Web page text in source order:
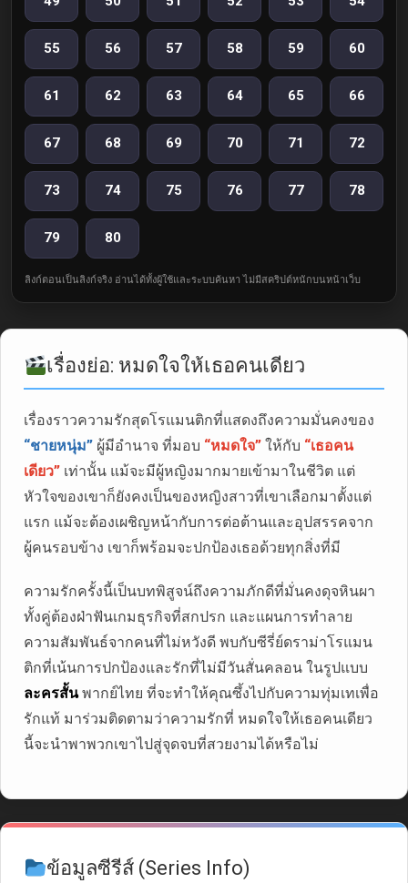
55 56 57 58 59 60
61 62 63 64 65 66
67 68 69 70 71 72
73 74 75 76 77 78
79 80
ลิงก์ตอนเป็นลิงก์จริง อ่านได้ทั้งผู้ใช้และระบบค้นหา ไม่มีสคริปต์หนักบนหน้าเว็บ
เรื่องย่อ: หมดใจให้เธอคนเดียว
เรื่องราวความรักสุดโรแมนติกที่แสดงถึงความมั่นคงของ
“ชายหนุ่ม” ผู้มีอำนาจ ที่มอบ “หมดใจ” ให้กับ “เธอคน
เดียว” เท่านั้น แม้จะมีผู้หญิงมากมายเข้ามาในชีวิต แต่
หัวใจของเขาก็ยังคงเป็นของหญิงสาวที่เขาเลือกมาตั้งแต่
แรก แม้จะต้องเผชิญหน้ากับการต่อต้านและอุปสรรคจาก
ผู้คนรอบข้าง เขาก็พร้อมจะปกป้องเธอด้วยทุกสิ่งที่มี
ความรักครั้งนี้เป็นบทพิสูจน์ถึงความภักดีที่มั่นคงดุจหินผา
ทั้งคู่ต้องฝ่าฟันเกมธุรกิจที่สกปรก และแผนการทำลาย
ความสัมพันธ์จากคนที่ไม่หวังดี พบกับซีรี่ย์ดราม่าโรแมน
ติกที่เน้นการปกป้องและรักที่ไม่มีวันสั่นคลอน ในรูปแบบ
ละครสั้นพากย์ไทย ที่จะทำให้คุณซึ้งไปกับความทุ่มเทเพื่อ
รักแท้ มาร่วมติดตามว่าความรักที่ หมดใจให้เธอคนเดียว
นี้จะนำพาพวกเขาไปสู่จุดจบที่สวยงามได้หรือไม่
ข้อมูลซีรีส์ (Series Info)